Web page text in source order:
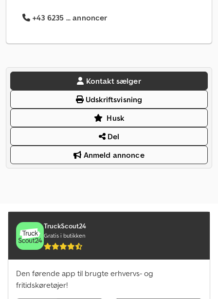
+43 6235 ... annoncer
Kontakt sælger
Udskriftsvisning
Husk
Del
Anmeld annonce
TruckScout24
Gratis i butikken
Den førende app til brugte erhvervs- og
fritidskøretøjer!